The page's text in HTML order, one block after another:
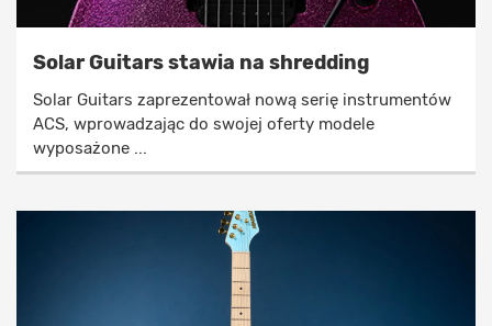
Solar Guitars stawia na shredding
Solar Guitars zaprezentował nową serię instrumentów
ACS, wprowadzając do swojej oferty modele
wyposażone ...